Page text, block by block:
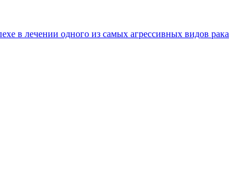
в лечении одного из самых агрессивных видов рака